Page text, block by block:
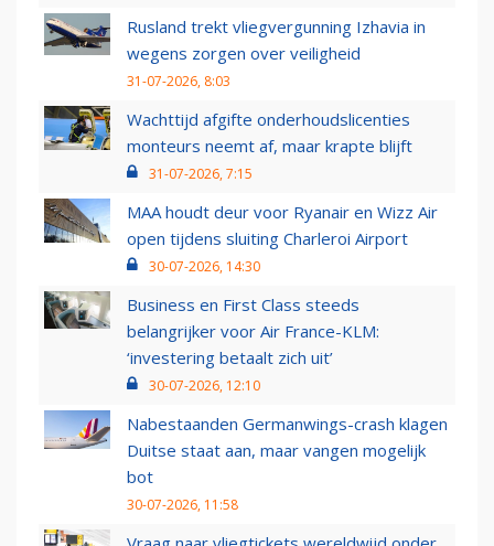
Rusland trekt vliegvergunning Izhavia in
wegens zorgen over veiligheid
31-07-2026, 8:03
Wachttijd afgifte onderhoudslicenties
monteurs neemt af, maar krapte blijft
31-07-2026, 7:15
MAA houdt deur voor Ryanair en Wizz Air
open tijdens sluiting Charleroi Airport
30-07-2026, 14:30
Business en First Class steeds
belangrijker voor Air France-KLM:
‘investering betaalt zich uit’
30-07-2026, 12:10
Nabestaanden Germanwings-crash klagen
Duitse staat aan, maar vangen mogelijk
bot
30-07-2026, 11:58